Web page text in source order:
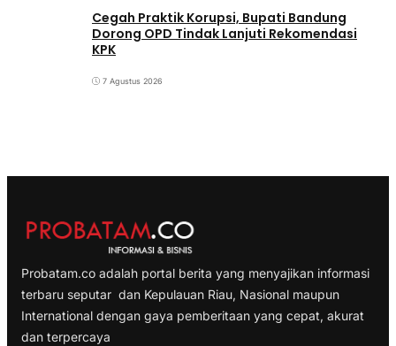
Cegah Praktik Korupsi, Bupati Bandung
Dorong OPD Tindak Lanjuti Rekomendasi
KPK
7 Agustus 2026
Probatam.co adalah portal berita yang menyajikan informasi
terbaru seputar dan Kepulauan Riau, Nasional maupun
International dengan gaya pemberitaan yang cepat, akurat
dan terpercaya